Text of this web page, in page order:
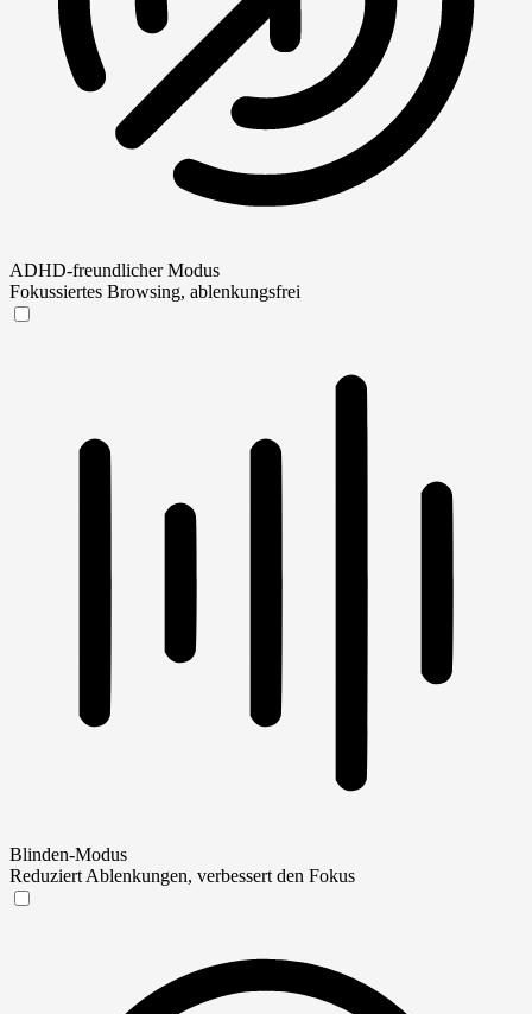
ADHD-freundlicher Modus
Fokussiertes Browsing, ablenkungsfrei
Blinden-Modus
Reduziert Ablenkungen, verbessert den Fokus